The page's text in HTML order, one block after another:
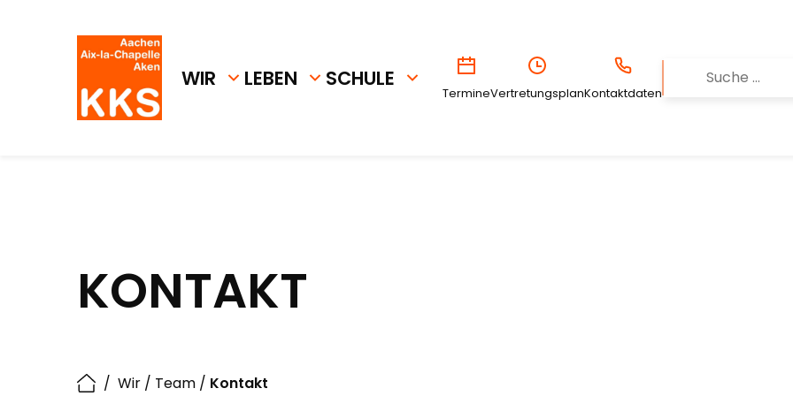
WIR LEBEN SCHULE
TermineVertretungsplanKontaktdaten
KONTAKT
/ Wir / Team / Kontakt